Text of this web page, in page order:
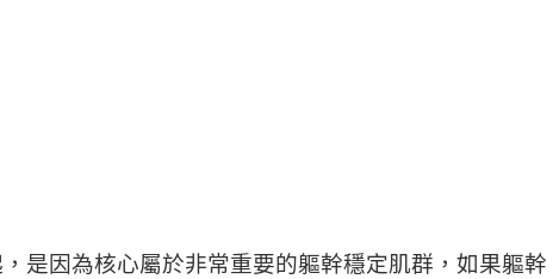
是因為核心屬於非常重要的軀幹穩定肌群，如果軀幹